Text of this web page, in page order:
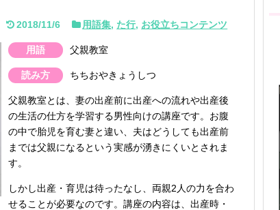
2018/11/6 用語集, た行, お役立ちコンテンツ
用語 父親教室
読み方 ちちおやきょうしつ
父親教室とは、妻の出産前に出産への流れや出産後
の生活の仕方を学習する男性向けの講座です。お腹
の中で胎児を育む妻と違い、夫はどうしても出産前
までは父親になるという実感が湧きにくいとされま
す。
しかし出産・育児は待ったなし、両親2人の力を合わ
せることが必要なのです。講座の内容は、出産時・